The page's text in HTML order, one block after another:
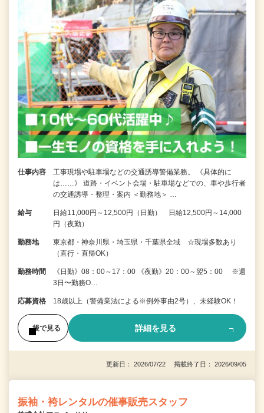
仕事内容
工事現場や駐車場などの交通誘導警備業務。 《具体的に
は……》 道路・イベント会場・駐車場などでの、車や歩行者
の交通誘導・整理・案内 ＜勤務地＞ …
給与
日給11,000円～12,500円（日勤） 日給12,500円～14,000
円（夜勤）
勤務地
東京都・神奈川県・埼玉県・千葉県全域 ☆現場多数あり
（直行・直帰OK）
勤務時間
《日勤》08：00～17：00 《夜勤》20：00～翌5：00 ※週
3日〜勤務O…
応募資格 18歳以上（警備業法による※例外事由2号）、未経験OK！
後で見る 詳細を見る
更新日： 2026/07/22 掲載終了日： 2026/09/05
振袖・袴レンタルの催事販売スタッフ